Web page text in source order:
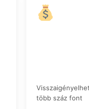
több száz font